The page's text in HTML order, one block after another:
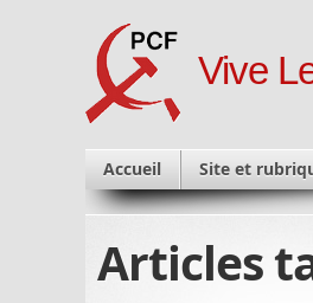
Vive
Accueil Site et
Articles